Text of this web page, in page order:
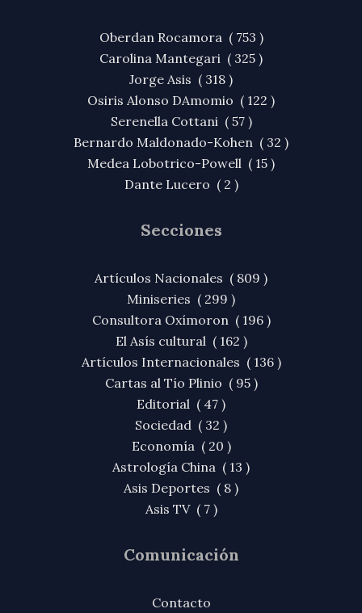
Oberdan Rocamora ( 753 )
Carolina Mantegari ( 325 )
Jorge Asis ( 318 )
Osiris Alonso DAmomio ( 122 )
Serenella Cottani ( 57 )
Bernardo Maldonado-Kohen ( 32 )
Medea Lobotrico-Powell ( 15 )
Dante Lucero ( 2 )
Secciones
Artículos Nacionales ( 809 )
Miniseries ( 299 )
Consultora Oxímoron ( 196 )
El Asís cultural ( 162 )
Artículos Internacionales ( 136 )
Cartas al Tío Plinio ( 95 )
Editorial ( 47 )
Sociedad ( 32 )
Economía ( 20 )
Astrología China ( 13 )
Asis Deportes ( 8 )
Asis TV ( 7 )
Comunicación
Contacto